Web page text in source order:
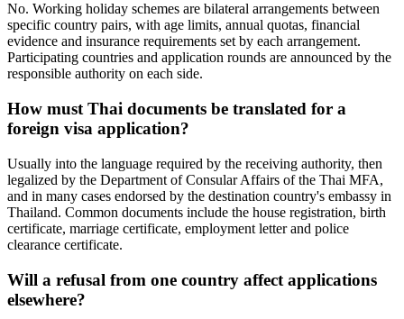
No. Working holiday schemes are bilateral arrangements between
specific country pairs, with age limits, annual quotas, financial
evidence and insurance requirements set by each arrangement.
Participating countries and application rounds are announced by the
responsible authority on each side.
How must Thai documents be translated for a
foreign visa application?
Usually into the language required by the receiving authority, then
legalized by the Department of Consular Affairs of the Thai MFA,
and in many cases endorsed by the destination country's embassy in
Thailand. Common documents include the house registration, birth
certificate, marriage certificate, employment letter and police
clearance certificate.
Will a refusal from one country affect applications
elsewhere?